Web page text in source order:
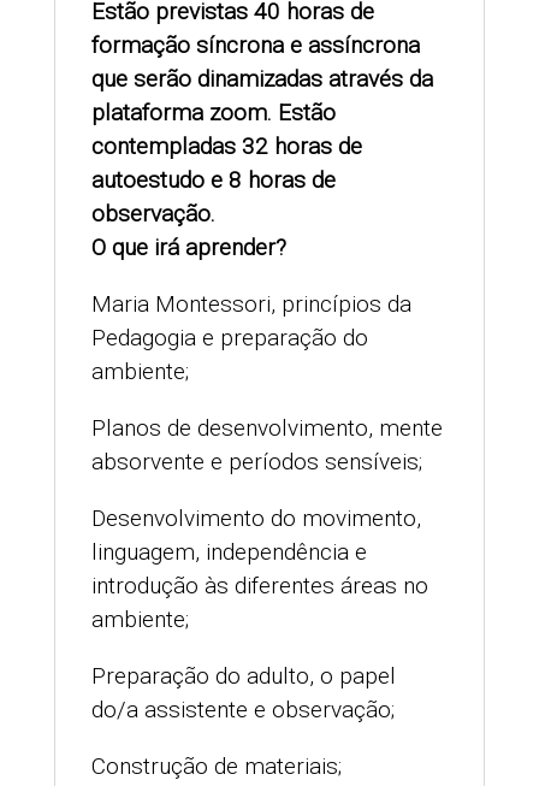
Estão previstas 40 horas de
formação síncrona e assíncrona
que serão dinamizadas através da
plataforma zoom. Estão
contempladas 32 horas de
autoestudo e 8 horas de
observação.
O que irá aprender?
Maria Montessori, princípios da
Pedagogia e preparação do
ambiente;
Planos de desenvolvimento, mente
absorvente e períodos sensíveis;
Desenvolvimento do movimento,
linguagem, independência e
introdução às diferentes áreas no
ambiente;
Preparação do adulto, o papel
do/a assistente e observação;
Construção de materiais;